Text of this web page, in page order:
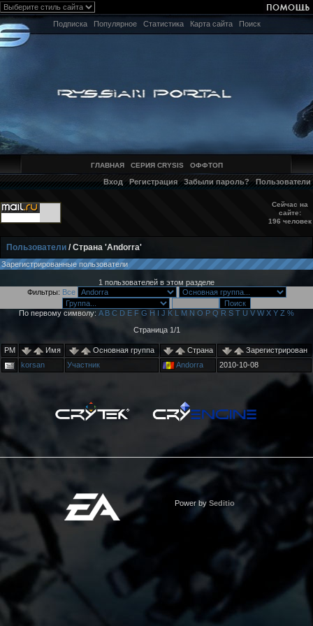
Подписка Популярное Статистика Карта сайта Поиск
ГЛАВНАЯ СЕРИЯ CRYSIS ОФФТОП
Вход Регистрация Забыли пароль? Пользователи
Сейчас на
сайте:
196 человек
Пользователи / Страна 'Andorra'
Зарегистрированные пользователи
1 пользователей в этом разделе
Фильтры: Все
По первому символу: A B C D E F G H I J K L M N O P Q R S T U V W X Y Z %
Страница 1/1
PM Имя Основная группа Страна
Зарегистрирован
korsan
Участник Andorra 2010-10-08
Power by Seditio